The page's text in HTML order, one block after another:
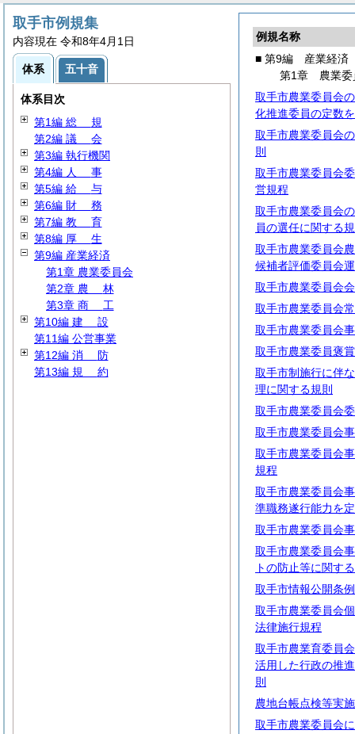
例規名称
■ 第9編 産業経済
第1章 農業委
取手市農業委員会
化推進委員の定数
取手市農業委員会
則
取手市農業委員会
営規程
取手市農業委員会
員の選任に関する
取手市農業委員会
候補者評価委員会
取手市農業委員会
取手市農業委員会
取手市農業委員会
取手市農業委員褒
取手市制施行に伴
理に関する規則
取手市農業委員会
取手市農業委員会
取手市農業委員会
規程
取手市農業委員会
準職務遂行能力を
取手市農業委員会
取手市農業委員会
トの防止等に関す
取手市情報公開条
取手市農業委員会
法律施行規程
取手市農業育委員
活用した行政の推
則
農地台帳点検等実
取手市農業委員会
取手市例規集
内容現在 令和8年4月1日
体系 五十音
体系目次
第1編 総 規
第2編 議 会
第3編 執行機関
第4編 人 事
第5編 給 与
第6編 財 務
第7編 教 育
第8編 厚 生
第9編 産業経済
第1章 農業委員会
第2章 農 林
第3章 商 工
第10編 建 設
第11編 公営事業
第12編 消 防
第13編 規 約